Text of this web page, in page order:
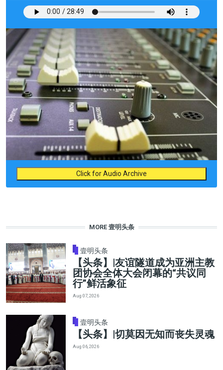
Click for Audio Archive
MORE 壹明头条
壹明头条
【头条】|友谊隧道成为亚洲主教
团协会全体大会闭幕的“共议同
行”鲜活象征
Aug 07, 2026
壹明头条
【头条】|切莫因无知而丧失灵魂
Aug 06, 2026